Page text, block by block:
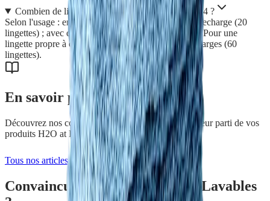
Combien de lingettes prévoir pour une famille de 4 ?
Selon l'usage : en rotation sans douchette, 1 kit + 1 recharge (20
lingettes) ; avec douchette, 1 kit suffit (10 lingettes). Pour une
lingette propre à chaque fois, comptez 1 kit + 5 recharges (60
lingettes).
En savoir plus
Découvrez nos conseils et astuces pour tirer le meilleur parti de vos
produits H2O at Home.
Tous nos articles
Convaincu(e) parKit Lingettes Lavables